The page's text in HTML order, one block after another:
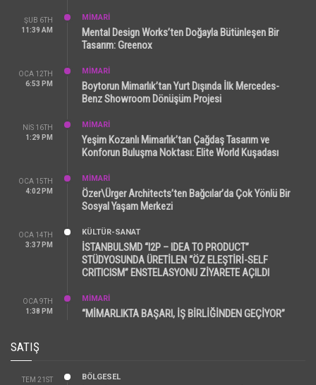
ŞUB 6TH
11:39 AM
MİMARİ
Mental Design Works’ten Doğayla Bütünleşen Bir
Tasarım: Greenox
OCA 12TH
6:53 PM
MİMARİ
Boytorun Mimarlık’tan Yurt Dışında İlk Mercedes-
Benz Showroom Dönüşüm Projesi
NIS 16TH
1:29 PM
MİMARİ
Yeşim Kozanlı Mimarlık’tan Çağdaş Tasarım ve
Konforun Buluşma Noktası: Elite World Kuşadası
OCA 15TH
4:02 PM
MİMARİ
Özer\Ürger Architects’ten Bağcılar’da Çok Yönlü Bir
Sosyal Yaşam Merkezi
OCA 14TH
3:37 PM
KÜLTÜR-SANAT
İSTANBULSMD “I2P – IDEA TO PRODUCT”
STÜDYOSUNDA ÜRETİLEN “ÖZ ELEŞTİRİ-SELF
CRITICISM” ENSTELASYONU ZİYARETE AÇILDI
OCA 9TH
1:38 PM
MİMARİ
“MİMARLIKTA BAŞARI, İŞ BİRLİĞİNDEN GEÇİYOR”
SATIŞ
TEM 21ST
BÖLGESEL